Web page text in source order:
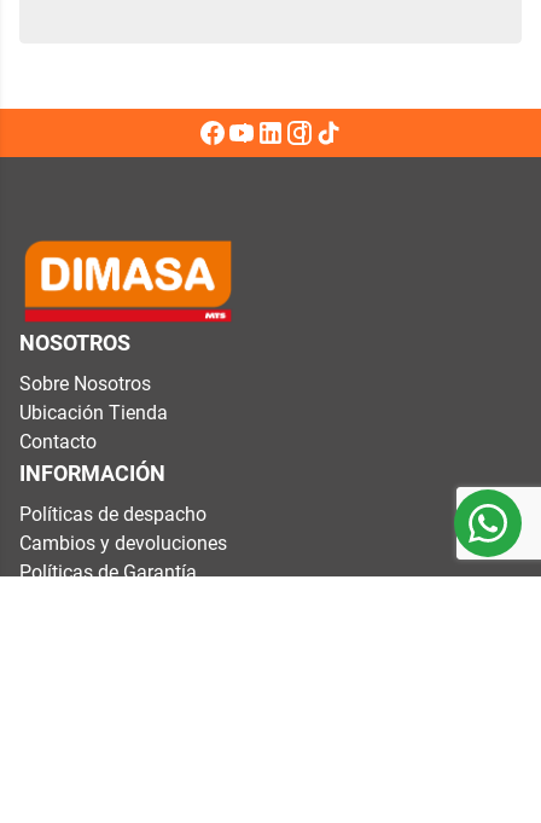
NOSOTROS
Sobre Nosotros
Ubicación Tienda
Contacto
INFORMACIÓN
Políticas de despacho
Cambios y devoluciones
Políticas de Garantía